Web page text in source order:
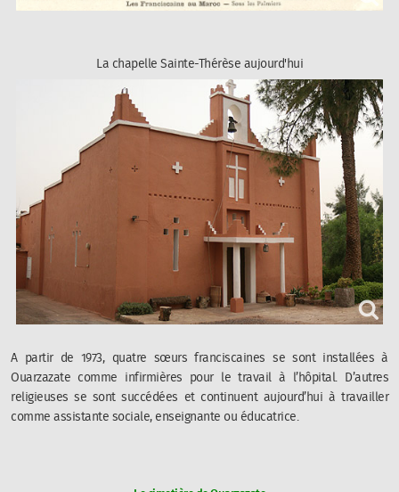
La chapelle Sainte-Thérèse aujourd'hui
A partir de 1973, quatre sœurs franciscaines se sont installées à
Ouarzazate comme infirmières pour le travail à l’hôpital. D’autres
religieuses se sont succédées et continuent aujourd’hui à travailler
comme assistante sociale, enseignante ou éducatrice.